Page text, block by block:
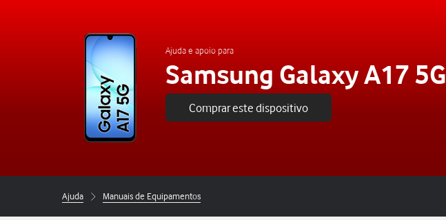
Ajuda e apoio para
Samsung Galaxy A17 5G
Comprar este dispositivo
Ajuda Manuais de Equipamentos